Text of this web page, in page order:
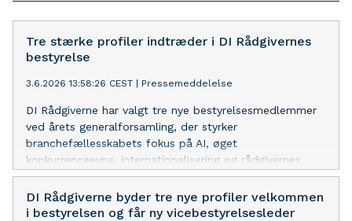
Tre stærke profiler indtræder i DI Rådgivernes
bestyrelse
3.6.2026 13:58:26 CEST Pressemeddelelse
DI Rådgiverne har valgt tre nye bestyrelsesmedlemmer
ved årets generalforsamling, der styrker
branchefællesskabets fokus på AI, øget
konkurrenceevne, internationalisering og rådgivernes
rolle i en tid med store forandringer.
DI Rådgiverne byder tre nye profiler velkommen
i bestyrelsen og får ny vicebestyrelsesleder